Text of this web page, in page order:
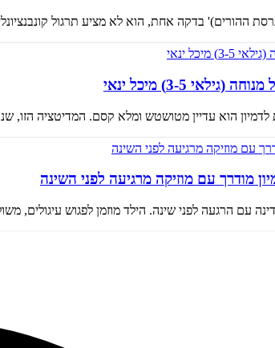
ההורים)' בדקה אחת, הוא לא מציע תרגול
3-5) מיכל ינאי
מודרך עם מוזיקה מרגיעה לפני השינה
עם הרגעה לפני שינה. הילד מוזמן לפגוש עיגולים,